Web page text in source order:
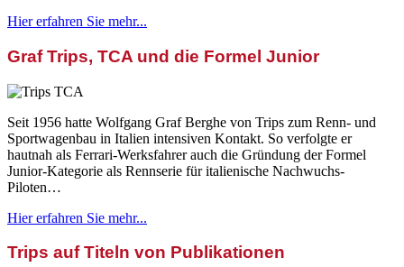
Hier erfahren Sie mehr...
Graf Trips, TCA und die Formel Junior
Seit 1956 hatte Wolfgang Graf Berghe von Trips zum Renn- und
Sportwagenbau in Italien intensiven Kontakt. So verfolgte er
hautnah als Ferrari-Werksfahrer auch die Gründung der Formel
Junior-Kategorie als Rennserie für italienische Nachwuchs-
Piloten…
Hier erfahren Sie mehr...
Trips auf Titeln von Publikationen